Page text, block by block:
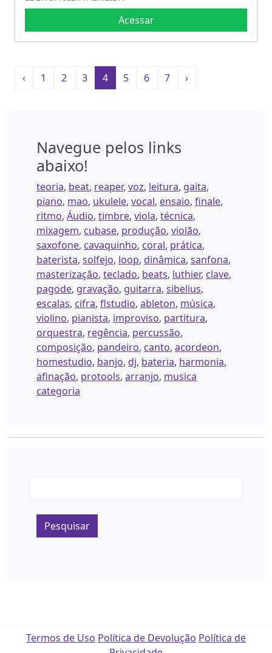
Acessar
‹ 1 2 3 4 5 6 7 ›
Navegue pelos links
abaixo!
teoria, beat, reaper, voz, leitura, gaita,
piano, mao, ukulele, vocal, ensaio, finale,
ritmo, Áudio, timbre, viola, técnica,
mixagem, cubase, produção, violão,
saxofone, cavaquinho, coral, prática,
baterista, solfejo, loop, dinâmica, sanfona,
masterização, teclado, beats, luthier, clave,
pagode, gravação, guitarra, sibelius,
escalas, cifra, flstudio, ableton, música,
violino, pianista, improviso, partitura,
orquestra, regência, percussão,
composição, pandeiro, canto, acordeon,
homestudio, banjo, dj, bateria, harmonia,
afinação, protools, arranjo, musica
categoria
Pesquisar
Termos de Uso Política de Devolução Política de